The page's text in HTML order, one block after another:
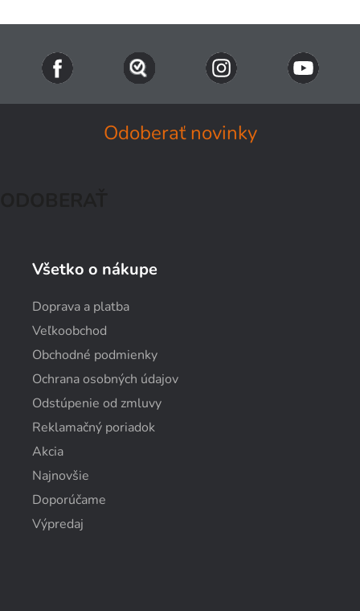
Odoberať novinky
Všetko o nákupe
Doprava a platba
Veľkoobchod
Obchodné podmienky
Ochrana osobných údajov
Odstúpenie od zmluvy
Reklamačný poriadok
Akcia
Najnovšie
Doporúčame
Výpredaj